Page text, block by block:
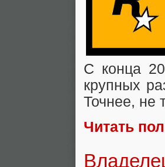
С конца
крупных
Точнее, не
Читать